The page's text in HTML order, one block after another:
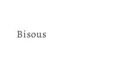
Bisous